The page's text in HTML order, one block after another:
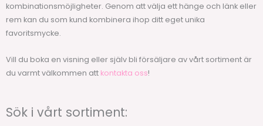
kombinationsmöjligheter. Genom att välja ett hänge och länk eller
rem kan du som kund kombinera ihop ditt eget unika
favoritsmycke.
Vill du boka en visning eller själv bli försäljare av vårt sortiment är
du varmt välkommen att kontakta oss!
Sök i vårt sortiment: